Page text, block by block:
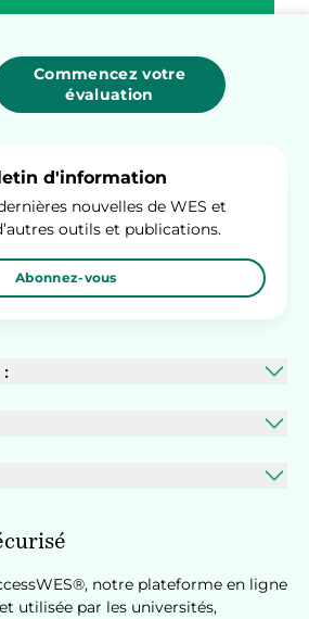
Commencez votre
évaluation
d'information
nouvelles de WES et
outils et publications.
Abonnez-vous
notre plateforme en ligne
utilisée par les universités,